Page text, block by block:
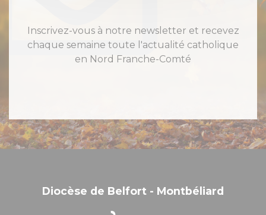
Inscrivez-vous à notre newsletter et recevez
chaque semaine toute l'actualité catholique
en Nord Franche-Comté
Diocèse de Belfort - Montbéliard